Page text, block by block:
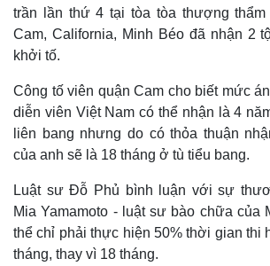
Kinh tế
Khởi nghiệp
Thị
Tiêu dùng
Tỷ giá
Giá cà
trần lần thứ 4 tại tòa tòa thượng thẩm
Cam, California, Minh Béo đã nhận 2
khởi tố.
Công tố viên quận Cam cho biết mức
diễn viên Việt Nam có thể nhận là 4
liên bang nhưng do có thỏa thuận
của anh sẽ là 18 tháng ở tù tiểu bang.
Luật sư Đỗ Phủ bình luận với sự
Mia Yamamoto - luật sư bào chữa của
thể chỉ phải thực hiện 50% thời gian thi
tháng, thay vì 18 tháng.